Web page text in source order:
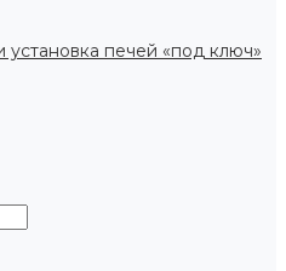
печей «под ключ»